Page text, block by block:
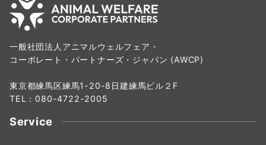
一般社団法人アニマルウェルフェア・
コーポレート・パートナーズ・ジャパン (AWCP)
東京都練馬区練馬1-20-8日建練馬ビル２F
TEL：080-4722-2005
Service